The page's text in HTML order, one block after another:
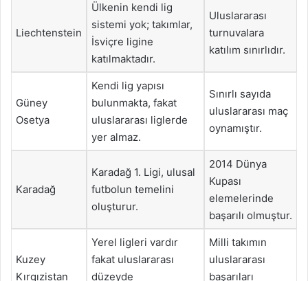
Liechtenstein
Ülkenin kendi lig
sistemi yok; takımlar,
İsviçre ligine
katılmaktadır.
Uluslararası
turnuvalara
katılım sınırlıdır.
Güney
Osetya
Kendi lig yapısı
bulunmakta, fakat
uluslararası liglerde
yer almaz.
Sınırlı sayıda
uluslararası maç
oynamıştır.
Karadağ
Karadağ 1. Ligi, ulusal
futbolun temelini
oluşturur.
2014 Dünya
Kupası
elemelerinde
başarılı olmuştur.
Kuzey
Kırgızistan
Yerel ligleri vardır
fakat uluslararası
düzeyde
Milli takımın
uluslararası
başarıları